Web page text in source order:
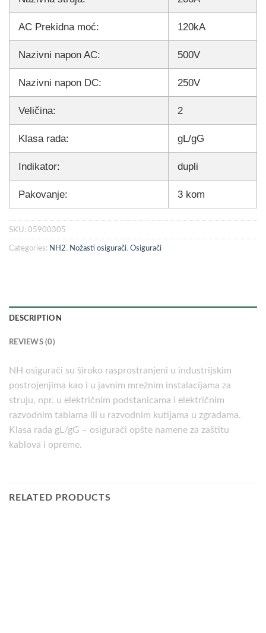
AC Prekidna moć: 120kA
Nazivni napon AC: 500V
Nazivni napon DC: 250V
Veličina: 2
Klasa rada: gL/gG
Indikator: dupli
Pakovanje: 3 kom
SKU: 05900305
Categories: NH2, Nožasti osigurači, Osigurači
DESCRIPTION
REVIEWS (0)
NH osigurači su široko rasprostranjeni u industrijskim
postrojenjima kao i u javnim mrežnim instalacijama za
struju, npr. u električnim podstanicama i električnim
razvodnim tablama ili u razvodnim kutijama u zgradama.
Klasa rada gL/gG – osigurači opšte namene za zaštitu
kablova i opreme.
RELATED PRODUCTS